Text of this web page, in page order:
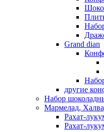
Grand dian
другие
Набор
Мармелад,
Рахат-
Рахат-